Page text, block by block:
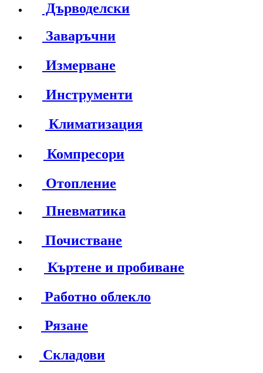
Дърводелски
Заваръчни
Измерване
Инструменти
Климатизация
Компресори
Отопление
Пневматика
Почистване
Къртене и пробиване
Работно облекло
Рязане
Складови